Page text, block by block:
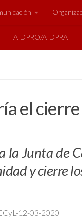
AIDPRO/AIDPRA
el
la Junta
y cierre